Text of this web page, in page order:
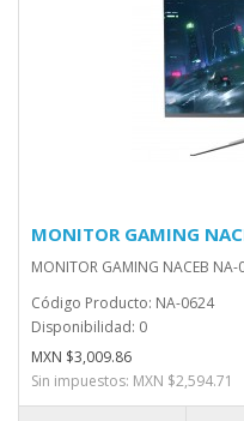
MONITOR GAMING
MONITOR GAMING NACEB NA-
Código Producto: NA-0624
Disponibilidad: 0
MXN $3,009.86
Sin impuestos: MXN $2,594.71